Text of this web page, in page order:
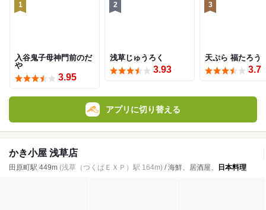
1
入谷鬼子母神門前のだ
や
3.95
2
浅草じゅうろく
3.93
3
天ぷら 福たろう
3.7
アプリに切り替える
かき小屋 浅草店
田原町駅 449m (浅草（つくばＥＸＰ）駅 164m) / 海鮮、居酒屋、 日本料理